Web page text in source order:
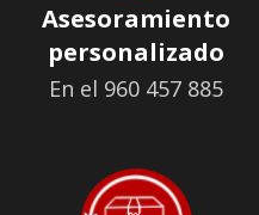
Asesoramiento
personalizado
En el 960 457 885